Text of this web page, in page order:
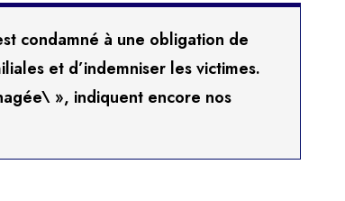
condamné à une obligation de
et d’indemniser les victimes.
», indiquent encore nos